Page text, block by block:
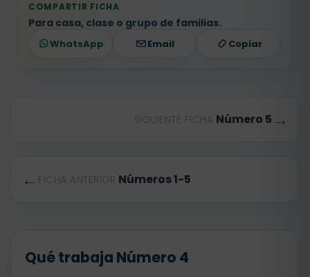
COMPARTIR FICHA
Para casa, clase o grupo de familias.
WhatsApp Email Copiar
← FICHA ANTERIOR Números 1-5
SIGUIENTE FICHA Número 5 →
Qué trabaja Número 4